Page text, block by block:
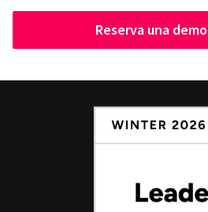
Reserva una